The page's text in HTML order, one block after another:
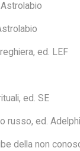
ed. LEF
ed. SE
russo, ed. Adelphi
della non